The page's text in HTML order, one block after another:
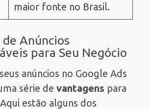
maior fonte no Brasil.
Anúncios
para Seu Negócio
anúncios no Google Ads
série de vantagens para
estão alguns dos